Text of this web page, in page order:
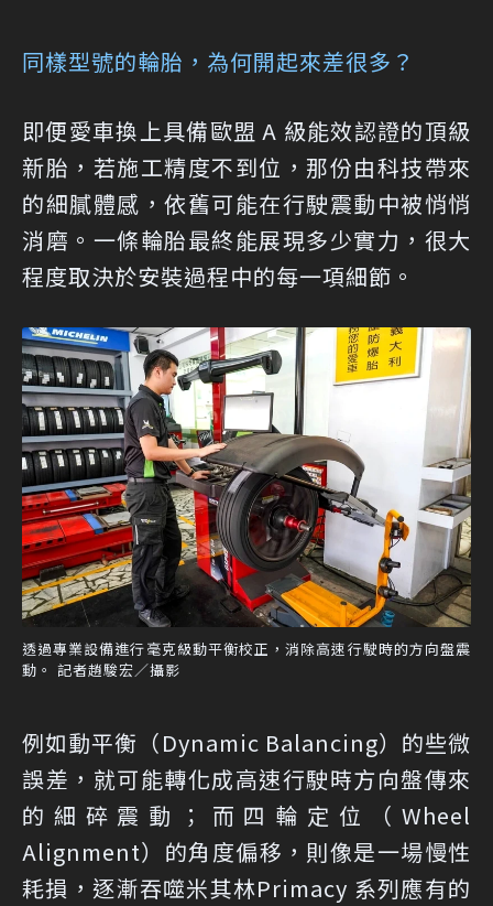
同樣型號的輪胎，為何開起來差很多？
即便愛車換上具備歐盟 A 級能效認證的頂級
新胎，若施工精度不到位，那份由科技帶來
的細膩體感，依舊可能在行駛震動中被悄悄
消磨。一條輪胎最終能展現多少實力，很大
程度取決於安裝過程中的每一項細節。
透過專業設備進行毫克級動平衡校正，消除高速行駛時的方向盤震
動。 記者趙駿宏／攝影
例如動平衡（Dynamic Balancing）的些微
誤差，就可能轉化成高速行駛時方向盤傳來
的細碎震動；而四輪定位（Wheel
Alignment）的角度偏移，則像是一場慢性
耗損，逐漸吞噬米其林Primacy 系列應有的